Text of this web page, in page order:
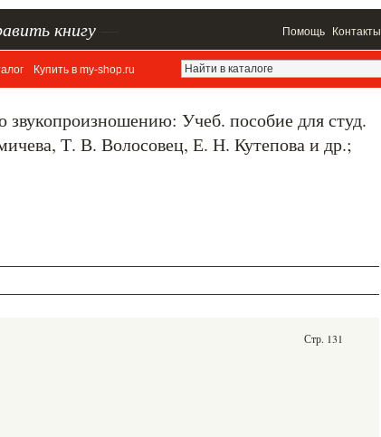
книгу Помощь Контакты
Купить в my-shop.ru
Учеб. пособие для студ.
Т. В. Волосовец, Е. Н. Кутепова и др.;
Стр. 131